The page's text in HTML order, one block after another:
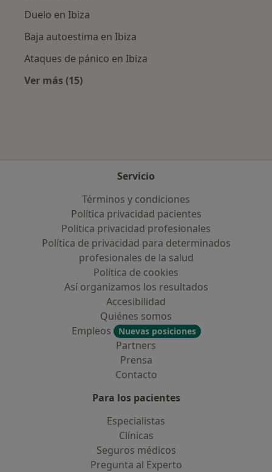
Duelo en Ibiza
Baja autoestima en Ibiza
Ataques de pánico en Ibiza
Ver más (15)
Servicio
Términos y condiciones
Política privacidad pacientes
Política privacidad profesionales
Política de privacidad para determinados
profesionales de la salud
Política de cookies
Así organizamos los resultados
Accesibilidad
Quiénes somos
Empleos
Nuevas posiciones
Partners
Prensa
Contacto
Para los pacientes
Especialistas
Clínicas
Seguros médicos
Pregunta al Experto